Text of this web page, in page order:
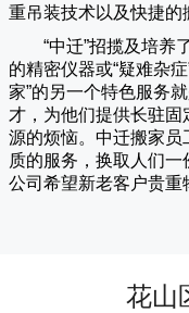
重吊装技术以及快捷的
“中迁”招揽及培养
的精密仪器或“疑难杂
家”的另一个特色服务
才，为他们提供长驻
源的烦恼。 中迁搬家员
质的服务，换取人们一
公司希望新老客户贵重
花山